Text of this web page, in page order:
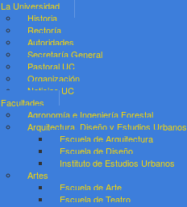
La Universidad
Historia
Rectoría
Autoridades
Secretaría General
Pastoral UC
Organización
Noticias UC
Facultades
Agronomía e Ingeniería Forestal
Arquitectura, Diseño y Estudios Urbanos
Escuela de Arquitectura
Escuela de Diseño
Instituto de Estudios Urbanos
Artes
Escuela de Arte
Escuela de Teatro